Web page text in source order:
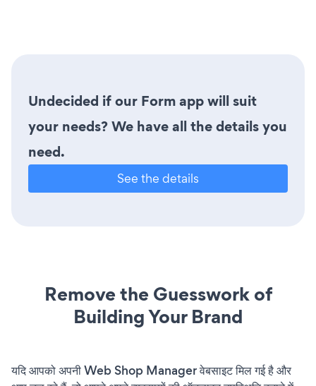
Undecided if our Form app will suit
your needs? We have all the details you
need.
See the details
Remove the Guesswork of
Building Your Brand
यदि आपको अपनी Web Shop Manager वेबसाइट मिल गई है और